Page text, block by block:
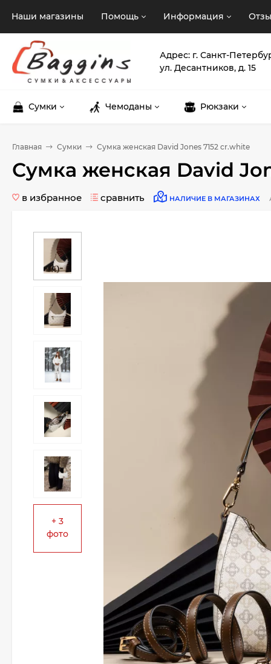
Наши магазины Помощь Информация
Адрес: г. Санкт-
ул. Десантников, д. 15
Сумки Чемоданы Рюкзаки
Главная Сумки Сумка женская David Jones 7152 cr.white
Сумка женская David
в избранное сравнить НАЛИЧИЕ В МАГАЗИНАХ
+ 3
фото